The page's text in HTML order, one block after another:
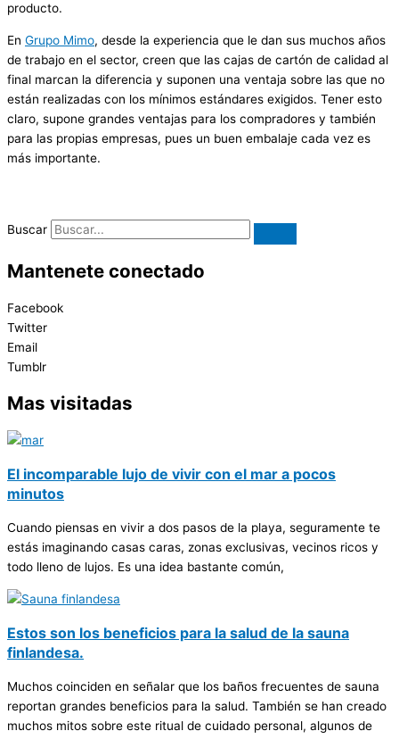
producto.
En Grupo Mimo, desde la experiencia que le dan sus muchos años
de trabajo en el sector, creen que las cajas de cartón de calidad al
final marcan la diferencia y suponen una ventaja sobre las que no
están realizadas con los mínimos estándares exigidos. Tener esto
claro, supone grandes ventajas para los compradores y también
para las propias empresas, pues un buen embalaje cada vez es
más importante.
Buscar
Mantenete conectado
Facebook
Twitter
Email
Tumblr
Mas visitadas
El incomparable lujo de vivir con el mar a pocos
minutos
Cuando piensas en vivir a dos pasos de la playa, seguramente te
estás imaginando casas caras, zonas exclusivas, vecinos ricos y
todo lleno de lujos. Es una idea bastante común,
Estos son los beneficios para la salud de la sauna
finlandesa.
Muchos coinciden en señalar que los baños frecuentes de sauna
reportan grandes beneficios para la salud. También se han creado
muchos mitos sobre este ritual de cuidado personal, algunos de